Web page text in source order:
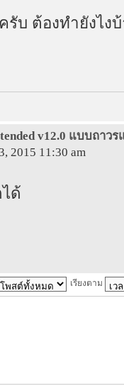
รับ ต้องทำยังไง
v12.0 แบบถาว
2015 11:30 am
ด้
เรียงตาม